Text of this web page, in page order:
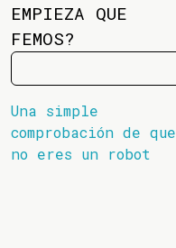
EMPIEZA QUE
FEMOS?
Una simple
comprobación de que
no eres un robot